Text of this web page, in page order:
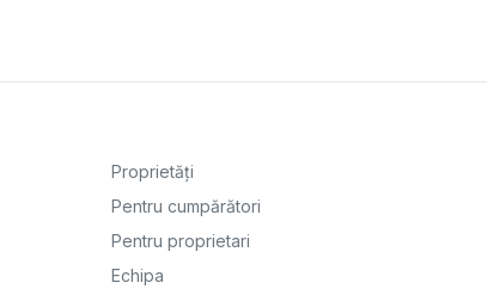
Proprietăți
Pentru cumpărători
Pentru proprietari
Echipa